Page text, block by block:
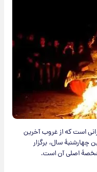
است که از غروب آخرین
چهارشنبهٔ سال، برگزار
اصلی آن است.